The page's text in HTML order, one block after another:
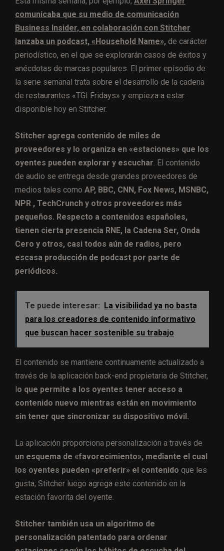
comunicaba que su medio de comunicación
Business Insider, en colaboración con Stitcher
lanzaba un podcast, «Household Name», de carácter
periodístico, en el que se explorarán casos de éxitos y
anécdotas de marcas populares. El primer episodio de
la serie semanal trata sobre el desarrollo de la cadena
de restaurantes «TGI Fridays» y empieza a estar
disponible hoy en Stitcher.
Stitcher agrega contenido de miles de
proveedores y lo organiza en «estaciones» que los
oyentes pueden explorar y escuchar . El contenido
de audio se entrega desde grandes proveedores de
medios tales como AP, BBC, CNN, Fox News, MSNBC,
NPR , TechCrunch y otros proveedores más
pequeños. Respecto a contenidos españoles,
tienen cierta presencia RNE, la Cadena Ser, Onda
Cero y otros, casi todos aún de radios, pero
escasa producción de podcast por parte de
periódicos.
Te puede interesar: La visibilidad ya no basta
para los creadores de contenido informativo
que buscan hacer sostenible su trabajo
El contenido se mantiene continuamente actualizado a
través de la aplicación back-end propietaria de Stitcher,
lo que permite a los oyentes tener acceso a
contenido nuevo mientras están en movimiento
sin tener que sincronizar su dispositivo móvil.
La aplicación proporciona personalización a través de
un esquema de «favorecimiento», mediante el cual
los oyentes pueden «preferir» el contenido que les
gusta; Stitcher luego agrega este contenido en la
estación favorita del oyente.
Stitcher también usa un algoritmo de
personalización patentado para ordenar